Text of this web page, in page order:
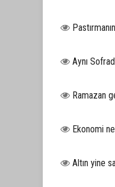
Aynı
Ramazan
Ekonomi
Altın yine